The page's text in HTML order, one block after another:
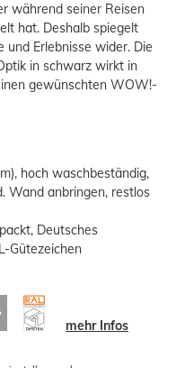
während seiner Reisen
hat. Deshalb spiegelt
und Erlebnisse wider. Die
in schwarz wirkt in
gewünschten WOW!-
hoch waschbeständig,
Wand anbringen, restlos
Deutsches
Gütezeichen
mehr Infos